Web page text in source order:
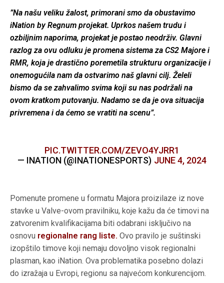
”Na našu veliku žalost, primorani smo da obustavimo
iNation by Regnum projekat. Uprkos našem trudu i
ozbiljnim naporima, projekat je postao neodrživ. Glavni
razlog za ovu odluku je promena sistema za CS2 Majore i
RMR, koja je drastično poremetila strukturu organizacije i
onemogućila nam da ostvarimo naš glavni cilj. Želeli
bismo da se zahvalimo svima koji su nas podržali na
ovom kratkom putovanju. Nadamo se da je ova situacija
privremena i da ćemo se vratiti na scenu”.
PIC.TWITTER.COM/ZEVO4YJRR1
— INATION (@INATIONESPORTS) JUNE 4, 2024
Pomenute promene u formatu Majora proizilaze iz nove
stavke u Valve-ovom pravilniku, koje kažu da će timovi na
zatvorenim kvalifikacijama biti odabrani isključivo na
osnovu regionalne rang liste. Ovo pravilo je suštinski
izopštilo timove koji nemaju dovoljno visok regionalni
plasman, kao iNation. Ova problematika posebno dolazi
do izražaja u Evropi, regionu sa najvećom konkurencijom.